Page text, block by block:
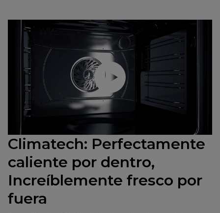
Reproducir video
Climatech: Perfectamente
caliente por dentro,
Increíblemente fresco por
fuera